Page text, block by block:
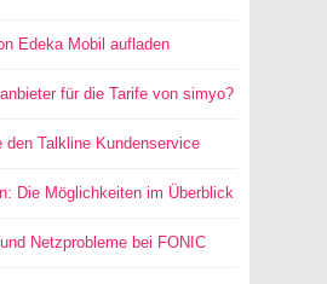
Edeka Mobil aufladen
für die Tarife von simyo?
den Talkline Kundenservice
Die Möglichkeiten im Überblick
Netzprobleme bei FONIC